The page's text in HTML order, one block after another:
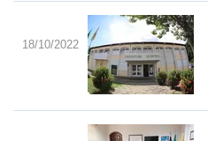
18/10/2022